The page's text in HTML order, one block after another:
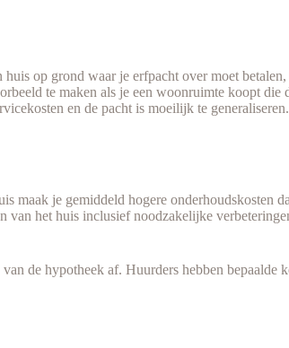
op grond waar je erfpacht over moet
te maken als je een woonruimte koopt die
en de pacht is moeilijk te
maak je gemiddeld hogere onderhoudskosten
van het huis inclusief noodzakelijke
de hypotheek af. Huurders hebben bepaalde